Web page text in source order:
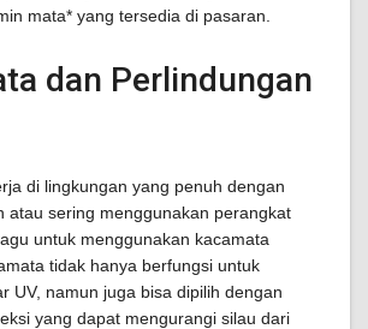
mata* yang tersedia di pasaran.
dan Perlindungan
di lingkungan yang penuh dengan
atau sering menggunakan perangkat
untuk menggunakan kacamata
tidak hanya berfungsi untuk
UV, namun juga bisa dipilih dengan
yang dapat mengurangi silau dari